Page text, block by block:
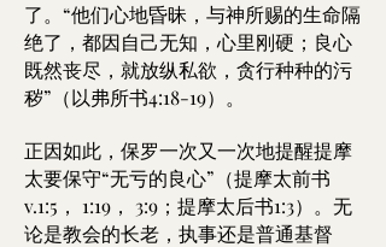
了。“他们心地昏昧，与神所赐的生命隔
绝了，都因自己无知，心里刚硬；良心
既然丧尽，就放纵私欲，贪行种种的污
秽”（以弗所书4:18-19）。
正因如此，保罗一次又一次地提醒提摩
太要保守“无亏的良心”（提摩太前书
v.1:5， 1:19， 3:9；提摩太后书1:3）。无
论是教会的长老，执事还是普通基督